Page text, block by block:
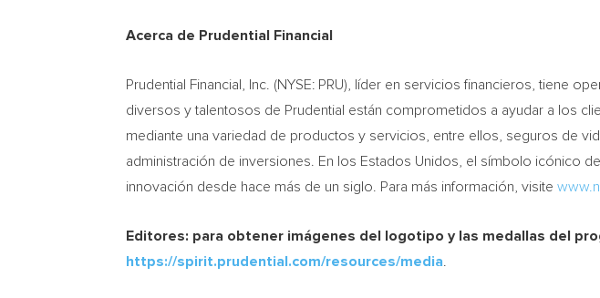
Acerca de Prudential Financial
Prudential Financial, Inc. (NYSE: PRU), líder en servicios financieros, tiene
diversos y talentosos de Prudential están comprometidos a ayudar a los
mediante una variedad de productos y servicios, entre ellos, seguros de
administración de inversiones. En los Estados Unidos, el símbolo icónico
innovación desde hace más de un siglo. Para más información, visite
Editores: para obtener imágenes del logotipo y las medallas del
https://spirit.prudential.com/resources/media